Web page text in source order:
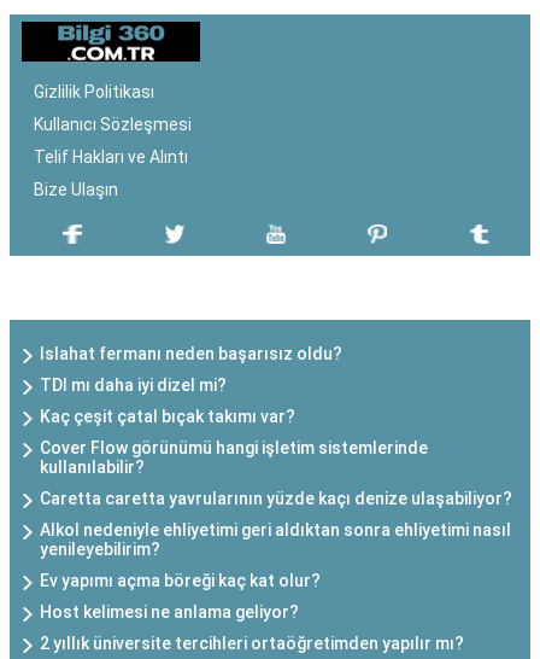
Gizlilik Politikası
Kullanıcı Sözleşmesi
Telif Hakları ve Alıntı
Bize Ulaşın
Islahat fermanı neden başarısız oldu?
TDI mı daha iyi dizel mi?
Kaç çeşit çatal bıçak takımı var?
Cover Flow görünümü hangi işletim sistemlerinde
kullanılabilir?
Caretta caretta yavrularının yüzde kaçı denize ulaşabiliyor?
Alkol nedeniyle ehliyetimi geri aldıktan sonra ehliyetimi nasıl
yenileyebilirim?
Ev yapımı açma böreği kaç kat olur?
Host kelimesi ne anlama geliyor?
2 yıllık üniversite tercihleri ortaöğretimden yapılır mı?